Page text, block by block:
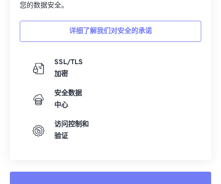
您的数据安全。
详细了解我们对安全的承诺
SSL/TLS
加密
安全数据
中心
访问控制和
验证